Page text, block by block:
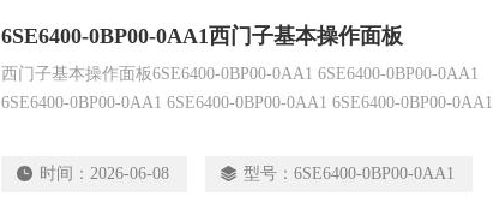
6SE6400-0BP00-0AA1西门子基本操作面板
西门子基本操作面板6SE6400-0BP00-0AA1 6SE6400-0BP00-0AA1
6SE6400-0BP00-0AA1 6SE6400-0BP00-0AA1 6SE6400-0BP00-0AA1
时间： 2026-06-08 型号： 6SE6400-0BP00-0AA1